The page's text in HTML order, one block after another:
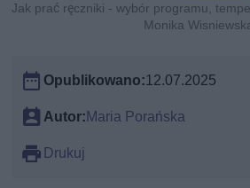
Jak prać ręczniki - wybór programu,
Monika
Opublikowano:12.07.2025
Autor: Maria Porańska
Drukuj